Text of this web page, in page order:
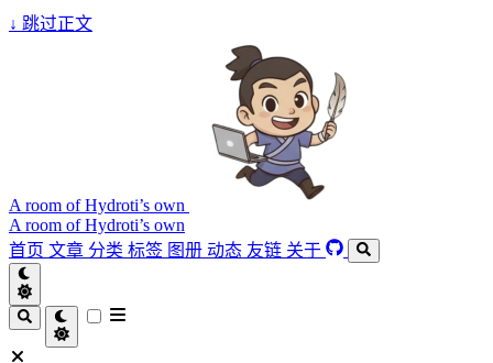
↓ 跳过正文
A room of Hydroti’s own
A room of Hydroti’s own
首页 文章 分类 标签 图册 动态 友链 关于